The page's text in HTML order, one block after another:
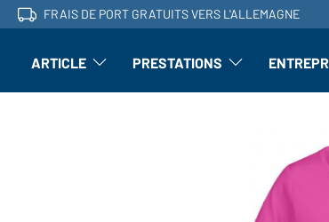
FRAIS DE PORT GRATUITS VERS L'ALLEMAGNE
ARTICLE l'article : Ouvrir le sous-menu
PRESTATIONS Perfectionnement :